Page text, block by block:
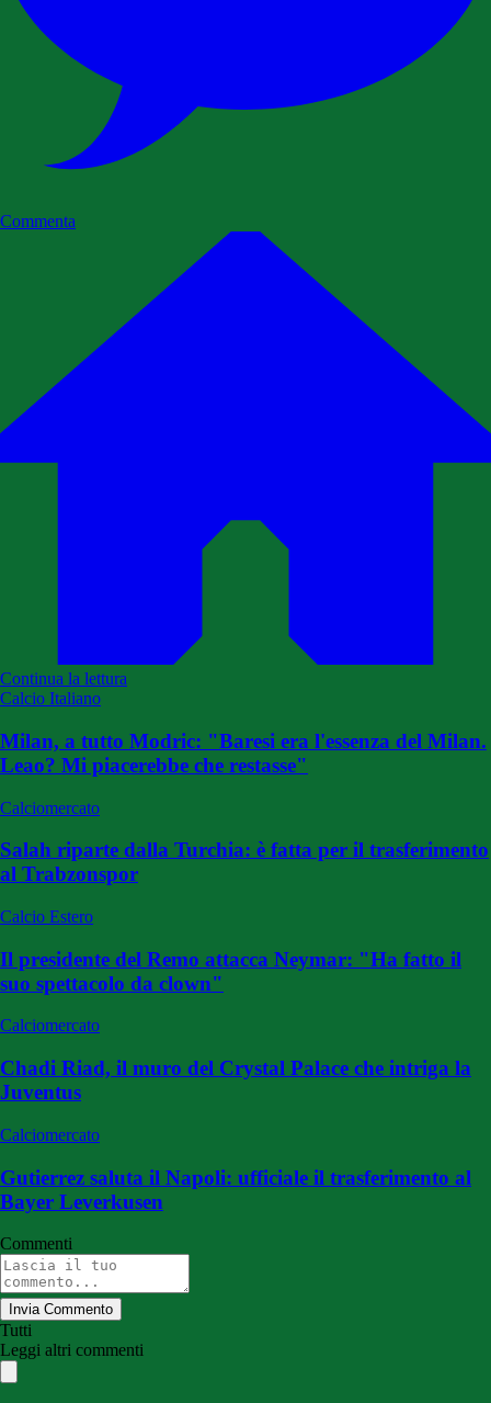
Commenta
Continua la lettura
Calcio Italiano
Milan, a tutto Modric: "Baresi era l'essenza del Milan.
Leao? Mi piacerebbe che restasse"
Calciomercato
Salah riparte dalla Turchia: è fatta per il trasferimento
al Trabzonspor
Calcio Estero
Il presidente del Remo attacca Neymar: "Ha fatto il
suo spettacolo da clown"
Calciomercato
Chadi Riad, il muro del Crystal Palace che intriga la
Juventus
Calciomercato
Gutierrez saluta il Napoli: ufficiale il trasferimento al
Bayer Leverkusen
Commenti
Invia Commento
Tutti
Leggi altri commenti